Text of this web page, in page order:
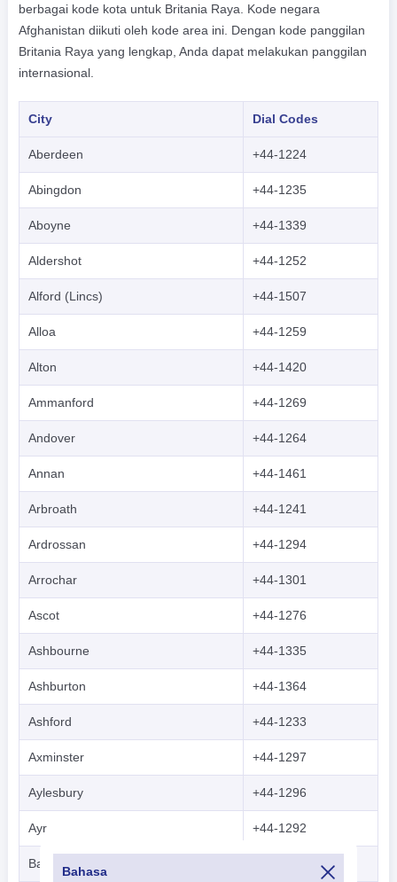
Bahasa
berbagai kode kota untuk Britania Raya. Kode negara
Afghanistan diikuti oleh kode area ini. Dengan kode panggilan
Britania Raya yang lengkap, Anda dapat melakukan panggilan
internasional.
City Dial Codes
Aberdeen +44-1224
Abingdon +44-1235
Aboyne +44-1339
Aldershot +44-1252
Alford (Lincs) +44-1507
Alloa +44-1259
Alton +44-1420
Ammanford +44-1269
Andover +44-1264
Annan +44-1461
Arbroath +44-1241
Ardrossan +44-1294
Arrochar +44-1301
Ascot +44-1276
Ashbourne +44-1335
Ashburton +44-1364
Ashford +44-1233
Axminster +44-1297
Aylesbury +44-1296
Ayr +44-1292
Banbury